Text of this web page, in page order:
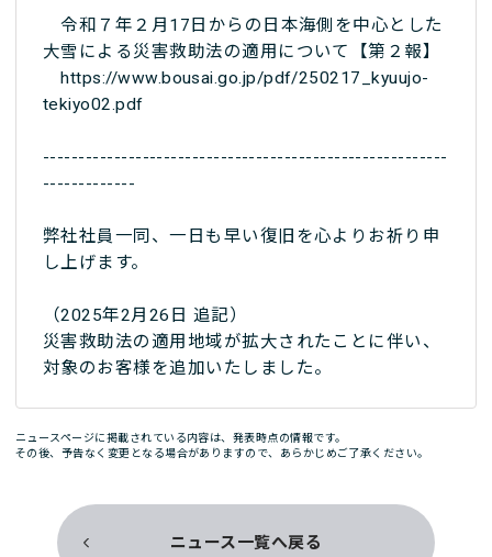
令和７年２月17日からの日本海側を中心とした
大雪による災害救助法の適用について【第２報】
https://www.bousai.go.jp/pdf/250217_kyuujo-
tekiyo02.pdf
---------------------------------------------------------
-------------
弊社社員一同、一日も早い復旧を心よりお祈り申
し上げます。
（2025年2月26日 追記）
災害救助法の適用地域が拡大されたことに伴い、
対象のお客様を追加いたしました。
ニュースページに掲載されている内容は、発表時点の情報です。
その後、予告なく変更となる場合がありますので、あらかじめご了承ください。
ニュース一覧へ戻る